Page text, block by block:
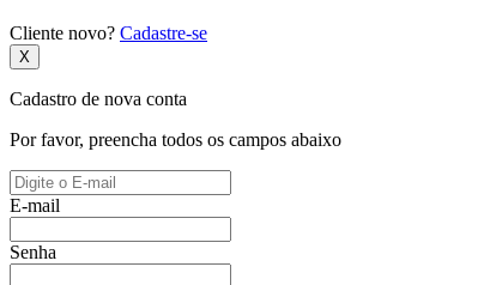
Cliente novo? Cadastre-se
X
Cadastro de nova conta
Por favor, preencha todos os campos abaixo
E-mail
Senha